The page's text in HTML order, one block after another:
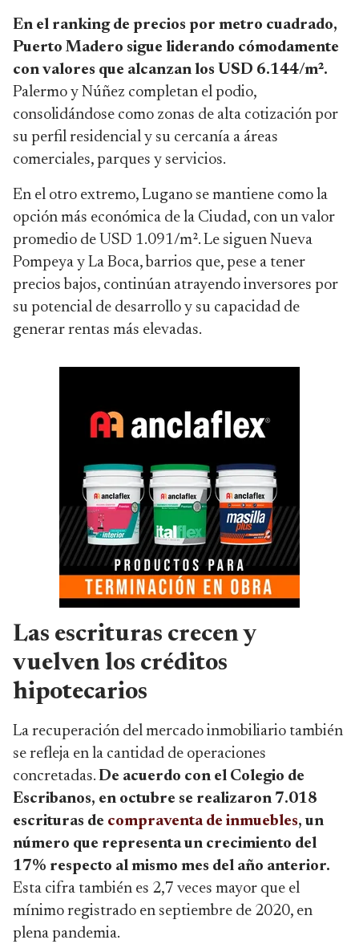
En el ranking de precios por metro cuadrado,
Puerto Madero sigue liderando cómodamente
con valores que alcanzan los USD 6.144/m².
Palermo y Núñez completan el podio,
consolidándose como zonas de alta cotización por
su perfil residencial y su cercanía a áreas
comerciales, parques y servicios.
En el otro extremo, Lugano se mantiene como la
opción más económica de la Ciudad, con un valor
promedio de USD 1.091/m². Le siguen Nueva
Pompeya y La Boca, barrios que, pese a tener
precios bajos, continúan atrayendo inversores por
su potencial de desarrollo y su capacidad de
generar rentas más elevadas.
Las escrituras crecen y
vuelven los créditos
hipotecarios
La recuperación del mercado inmobiliario también
se refleja en la cantidad de operaciones
concretadas. De acuerdo con el Colegio de
Escribanos, en octubre se realizaron 7.018
escrituras de compraventa de inmuebles, un
número que representa un crecimiento del
17% respecto al mismo mes del año anterior.
Esta cifra también es 2,7 veces mayor que el
mínimo registrado en septiembre de 2020, en
plena pandemia.